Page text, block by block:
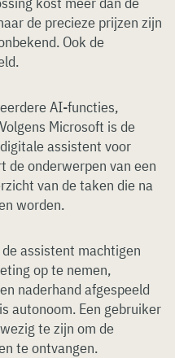
de precieze prijzen zijn
Ook de
AI-functies,
Microsoft is de
assistent voor
de onderwerpen van een
van de taken die na
worden.
assistent machtigen
op te nemen,
naderhand afgespeeld
autonoom. Een gebruiker
te zijn om de
te ontvangen.